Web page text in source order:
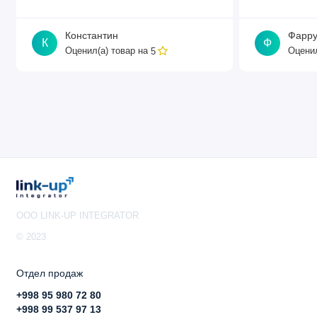
Напряжение питания: 11–57 В
Мониторинг температуры: есть
Мониторинг напряжения: есть
Сертификация и защита
К
Константин
Оценил(а) товар на 5
Ф
OOO LINK-UP INTEGRATOR
© 2023
Отдел продаж
+998 95 980 72 80
+998 99 537 97 13